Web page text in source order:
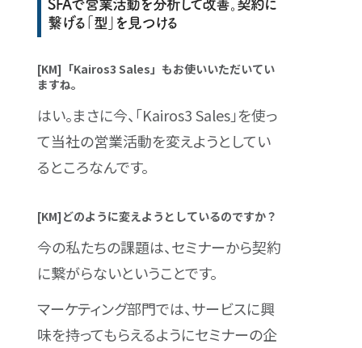
SFAで営業活動を分析して改善。契約に
繋げる「型」を見つける
[KM]「Kairos3 Sales」もお使いいただいてい
ますね。
はい。まさに今、「Kairos3 Sales」を使っ
て当社の営業活動を変えようとしてい
るところなんです。
[KM]どのように変えようとしているのですか？
今の私たちの課題は、セミナーから契約
に繋がらないということです。
マーケティング部門では、サービスに興
味を持ってもらえるようにセミナーの企